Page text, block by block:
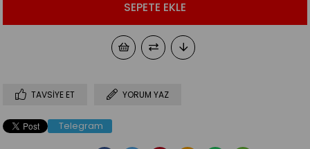
TAVSIYE ET YORUM YAZ
Telegram